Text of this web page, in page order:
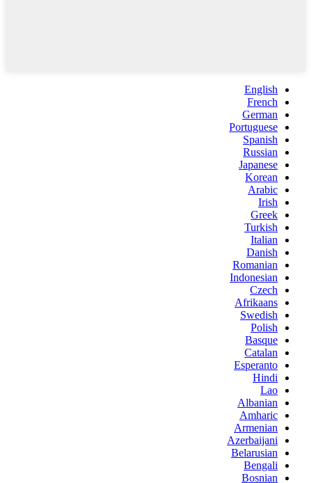
English
French
German
Portuguese
Spanish
Russian
Japanese
Korean
Arabic
Irish
Greek
Turkish
Italian
Danish
Romanian
Indonesian
Czech
Afrikaans
Swedish
Polish
Basque
Catalan
Esperanto
Hindi
Lao
Albanian
Amharic
Armenian
Azerbaijani
Belarusian
Bengali
Bosnian